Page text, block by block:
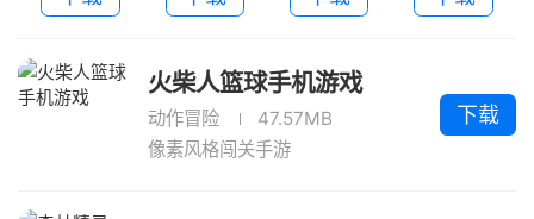
费版
火柴人篮球手机游戏
动作冒险
47.57MB
像素风格闯关手游
下载